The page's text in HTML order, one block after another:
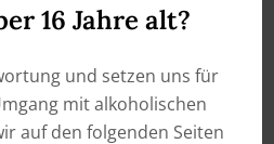
16 Jahre alt?
und setzen uns für
mit alkoholischen
auf den folgenden Seiten